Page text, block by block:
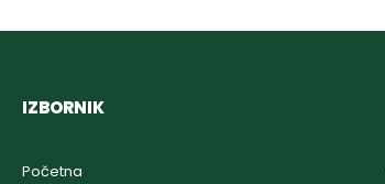
IZBORNIK
Početna